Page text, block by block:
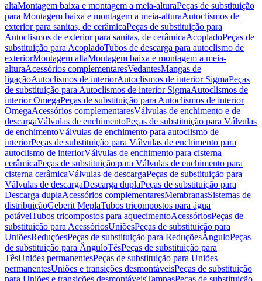
altaMontagem baixa e montagem a meia-alturaPeças de substituição
para Montagem baixa e montagem a meia-alturaAutoclismos de
exterior para sanitas, de cerâmicaPeças de substituição para
Autoclismos de exterior para sanitas, de cerâmicaAcopladoPeças de
substituição para AcopladoTubos de descarga para autoclismo de
exteriorMontagem altaMontagem baixa e montagem a meia-
alturaAcessórios complementaresVedantesMangas de
ligaçãoAutoclismos de interiorAutoclismos de interior SigmaPeças
de substituição para Autoclismos de interior SigmaAutoclismos de
interior OmegaPeças de substituição para Autoclismos de interior
OmegaAcessórios complementaresVálvulas de enchimento e de
descargaVálvulas de enchimentoPeças de substituição para Válvulas
de enchimentoVálvulas de enchimento para autoclismo de
interiorPeças de substituição para Válvulas de enchimento para
autoclismo de interiorVálvulas de enchimento para cisterna
cerâmicaPeças de substituição para Válvulas de enchimento para
cisterna cerâmicaVálvulas de descargaPeças de substituição para
Válvulas de descargaDescarga duplaPeças de substituição para
Descarga duplaAcessórios complementaresMembranasSistemas de
distribuiçãoGeberit MeplaTubos tricompostos para água
potávelTubos tricompostos para aquecimentoAcessóriosPeças de
substituição para AcessóriosUniõesPeças de substituição para
UniõesReduçõesPeças de substituição para ReduçõesÂnguloPeças
de substituição para ÂnguloTêsPeças de substituição para
TêsUniões permanentesPeças de substituição para Uniões
permanentesUniões e transições desmontáveisPeças de substituição
para Uniões e transições desmontáveisTampasPeças de substituição